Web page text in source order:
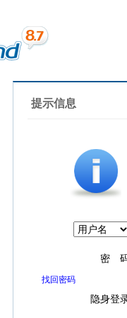
提示信息
密
找回密码
隐身登